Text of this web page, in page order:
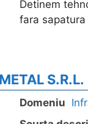
Detinem
fara
S.R.L.
Domeniu